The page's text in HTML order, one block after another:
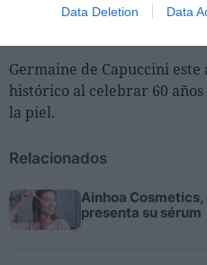
Data Deletion Data
Germaine de Capuccini
histórico al celebrar 60
la piel.
Relacionados
Ainhoa Cosmetics,
presenta su sérum